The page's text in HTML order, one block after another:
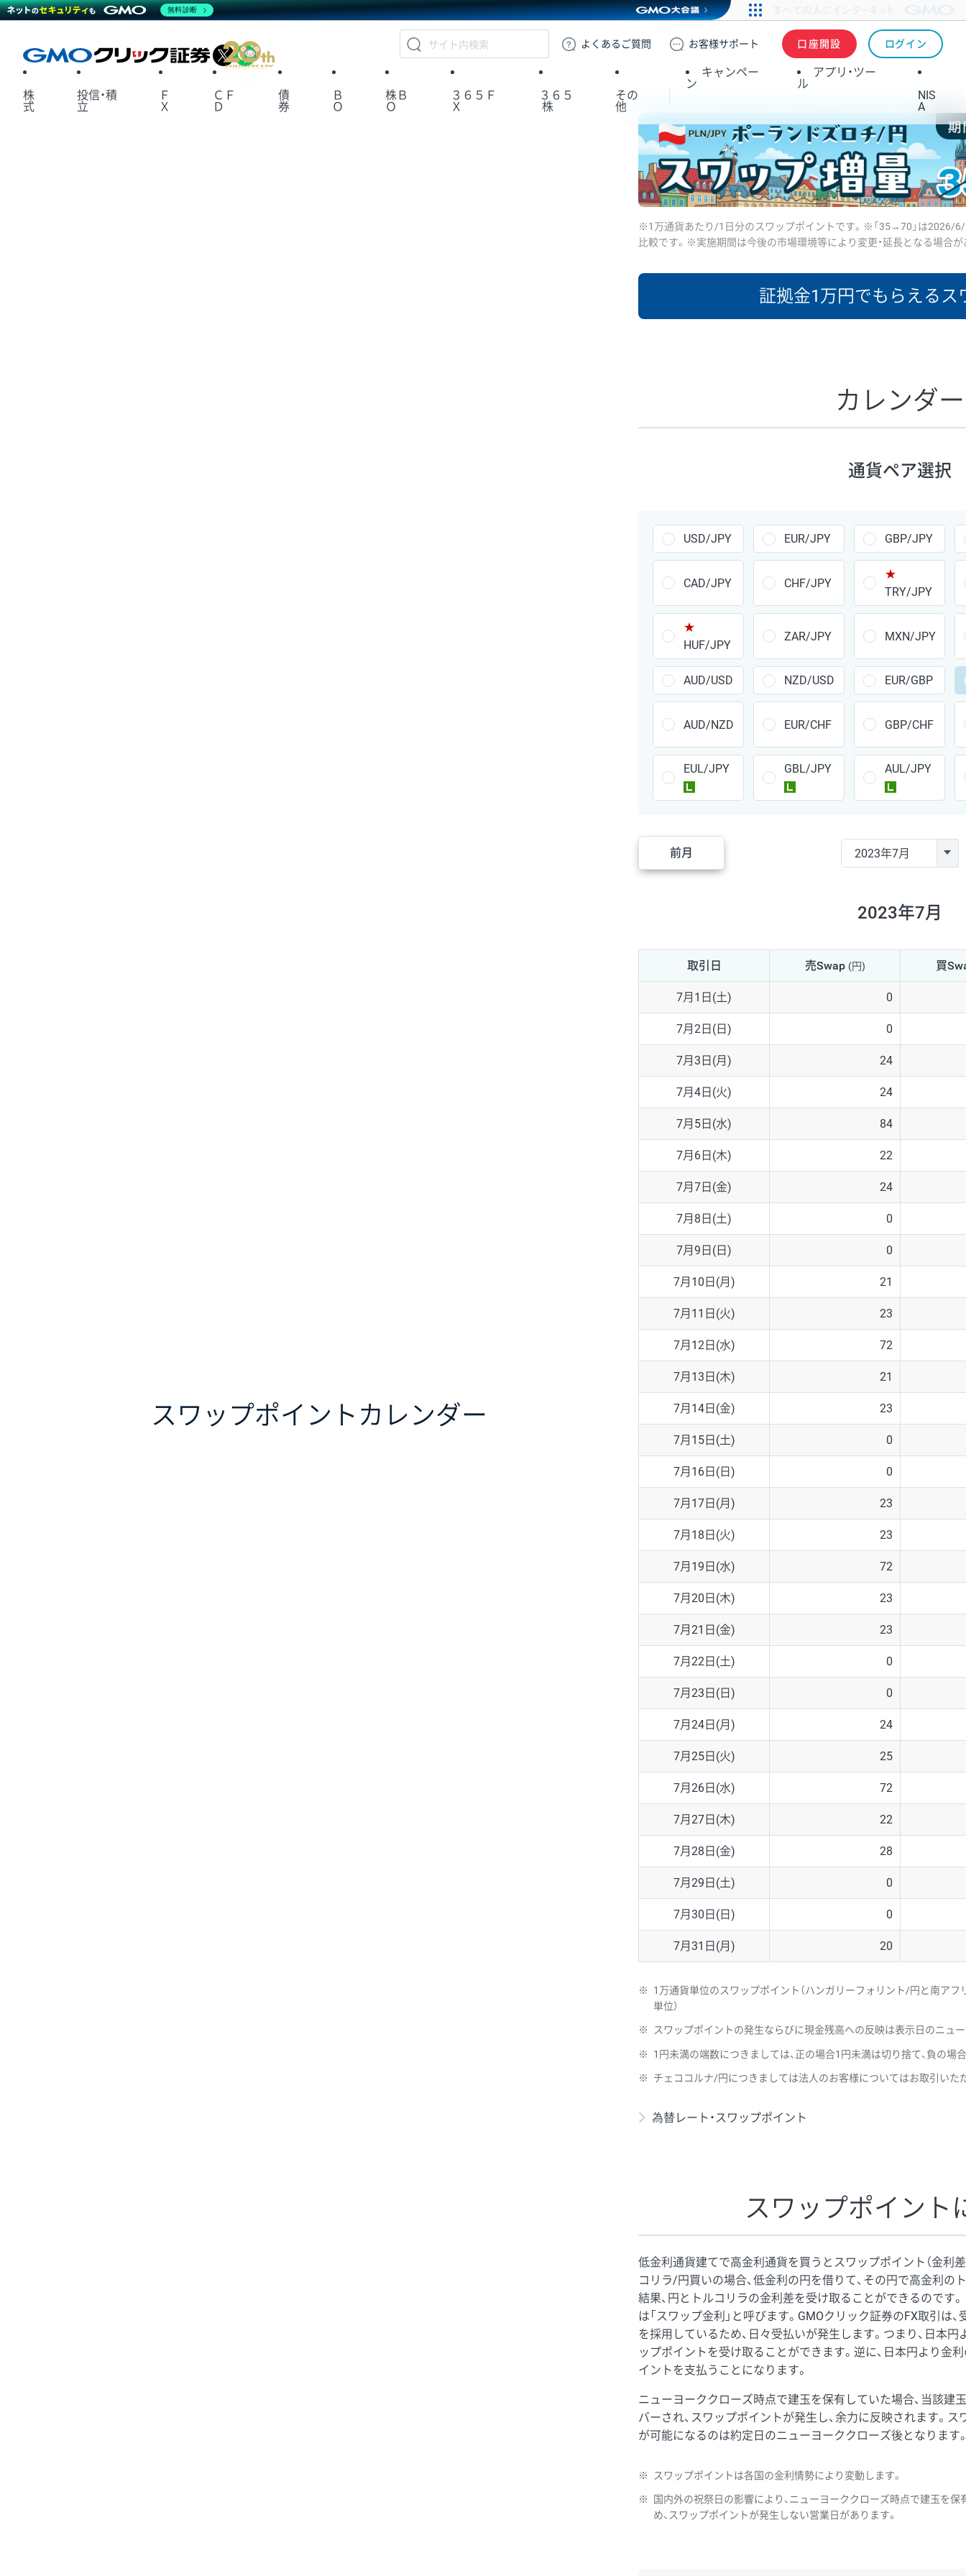
GMOクリック証券
よくある ご質問 お客様サポート 口座開設 ログイン
X
株
式
投信・積
立
Ｆ
Ｘ
ＣＦ
Ｄ
債
券
Ｂ
Ｏ
株Ｂ
Ｏ
３６５Ｆ
Ｘ
３６５
株
その
他
キャンペー
ン
アプリ・ツー
ル
NIS
A
スワップポイント カレンダー
※1万通貨あたり/1日分のスワップポイントです。※「35→70」は2026/6/
比較です。※実施期間は今後の市場環境等により変更・延長となる場合が
証拠金1万円でもらえるス
あたりの
ポイント
GBP/JPY 170円
AUD/JPY 106円
NZD/JPY 28円
CAD/JPY 38円
CHF/JPY 34円
PLN/JPY 35円
HUF/JPY 16円
ZAR/JPY 130円
MXN/JPY 140円
AUD/USD
NZD/USD 41円
EUR/GBP 71円
EUR/AUD 103円
GBP/AUD 43円
AUD/NZD 66円
EUR/CHF 111円
GBP/CHF 220円
USD/CHF 160円
※2026/6/30の当社のスワップポイントおよび、同日の為替レートに
※取引証拠金は同日の当社為替レート（ニューヨーククローズ・MIDレ
※ハンガリーフォリント/円と南アフリカランド/円とメキシコペソ/
カレンダー
通貨ペア選択
USD/JPY EUR/JPY GBP/JPY
CAD/JPY CHF/JPY
★
TRY/JPY
★
HUF/JPY
ZAR/JPY MXN/JPY
AUD/USD NZD/USD EUR/GBP
AUD/NZD EUR/CHF GBP/CHF
EUL/JPY
GBL/JPY
AUL/JPY
前月
2023年7月
取引日 売Swap (円) 買
7月1日(土) 0
7月2日(日) 0
7月3日(月) 24
7月4日(火) 24
7月5日(水) 84
7月6日(木) 22
7月7日(金) 24
7月8日(土) 0
7月9日(日) 0
7月10日(月) 21
7月11日(火) 23
7月12日(水) 72
7月13日(木) 21
7月14日(金) 23
7月15日(土) 0
7月16日(日) 0
7月17日(月) 23
7月18日(火) 23
7月19日(水) 72
7月20日(木) 23
7月21日(金) 23
7月22日(土) 0
7月23日(日) 0
7月24日(月) 24
7月25日(火) 25
7月26日(水) 72
7月27日(木) 22
7月28日(金) 28
7月29日(土) 0
7月30日(日) 0
7月31日(月) 20
※
1万通貨単位のスワップポイント（ハンガリーフォリント/円と南ア
単位）
※ スワップポイントの発生ならびに現金残高への反映は表示日のニュ
※ 1円未満の端数につきましては、正の場合1円未満は切り捨て、負の場
※ チェココルナ/円につきましては法人のお客様についてはお取引いた
為替レート・スワップポイント
スワップポイント
低金利通貨建てで高金利通貨を買うとスワップポイント（金利
コリラ/円買いの場合、低金利の円を借りて、その円で高金利の
結果、円とトルコリラの金利差を受け取ることができるのです
は「スワップ金利」と呼びます。GMOクリック証券のFX取引は
を採用しているため、日々受払いが発生します。つまり、日本
ップポイントを受け取ることができます。逆に、日本円より金
イントを支払うことになります。
ニューヨーククローズ時点で建玉を保有していた場合、当該建
バーされ、スワップポイントが発生し、余力に反映されます。
が可能になるのは約定日のニューヨーククローズ後となります
※ スワップポイントは各国の金利情勢により変動します。
※
国内外の祝祭日の影響により、ニューヨーククローズ時点で建玉を
め、スワップポイントが発生しない営業日があります。
無料診断